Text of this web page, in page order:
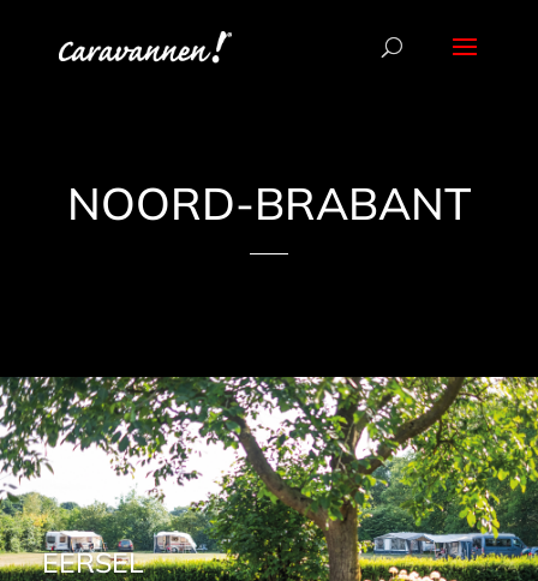
NOORD-BRABANT
EERSEL